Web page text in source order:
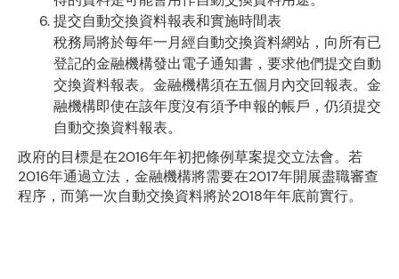
提交自動交換資料報表和實施時間表
稅務局將於每年一月經自動交換資料網站，向所有已
登記的金融機構發出電子通知書，要求他們提交自動
交換資料報表。金融機構須在五個月內交回報表。金
融機構即使在該年度沒有須予申報的帳戶，仍須提交
自動交換資料報表。
政府的目標是在2016年年初把條例草案提交立法會。若
2016年通過立法，金融機構將需要在2017年開展盡職審查
程序，而第一次自動交換資料將於2018年年底前實行。